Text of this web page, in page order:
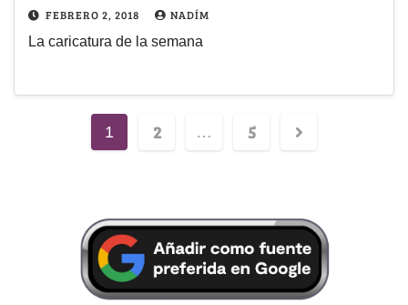
FEBRERO 2, 2018 NADÍM
La caricatura de la semana
1 2 … 5